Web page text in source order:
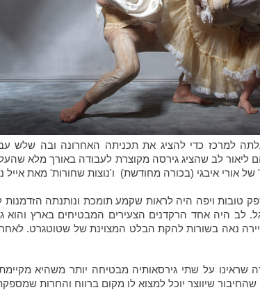
למרכז כדי להציג את תכניתה האחרונה ובה שלש
ליאור לב שהציג גירסה מקוצרת לעבודה באורך מלא
של אורי איבגי (בכורה מחודשת)
ו'נוצות שחורות' מאת אייל
טובות ויפה היה לראות שקמע תומכת ונותנתה הזדמנות
לב היה אחד הרקדנים הצעירים המבטיחים בארץ
נאה בשורות להקת הבלט המצוינת של שטוטגרט.
שראינו על שתי גירסאותיה מבטיחה יותר משהיא
שהחיבור שיווצר יוכל למצוא לו מקום ברווח והחרות